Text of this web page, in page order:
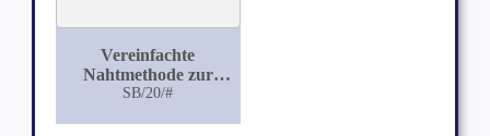
Vereinfachte
Nahtmethode zur
Vereinigung frischer
SB/20/#